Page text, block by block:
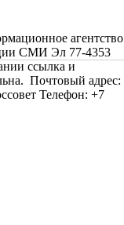
агентство
СМИ Эл 77-4353
ссылка и
Почтовый адрес:
Телефон: +7